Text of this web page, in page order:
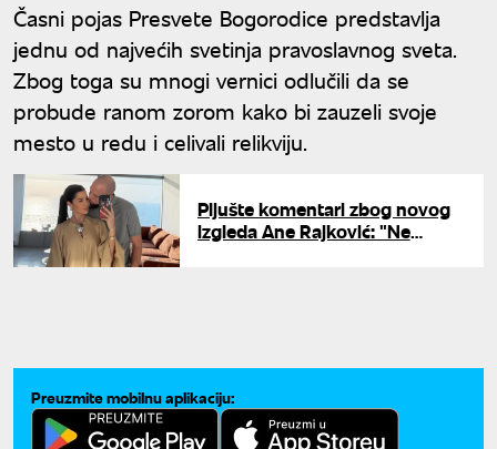
Časni pojas Presvete Bogorodice predstavlja
jednu od najvećih svetinja pravoslavnog sveta.
Zbog toga su mnogi vernici odlučili da se
probude ranom zorom kako bi zauzeli svoje
mesto u redu i celivali relikviju.
Pljušte komentari zbog novog
izgleda Ane Rajković: "Ne
Preuzmite mobilnu aplikaciju: